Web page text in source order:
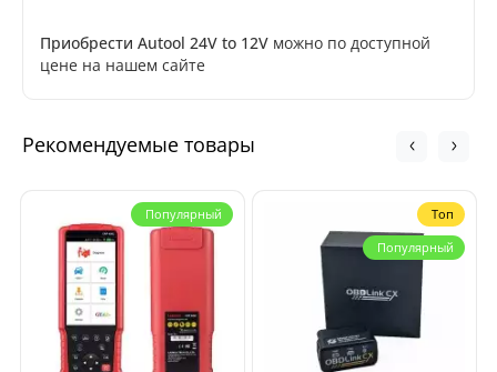
Приобрести Autool 24V to 12V можно по доступной
цене на нашем сайте
Рекомендуемые товары
Популярный
Топ
Популярный